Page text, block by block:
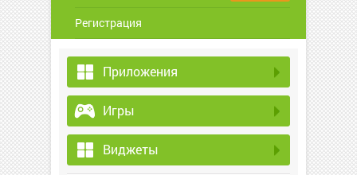
Регистрация
Приложения
Игры
Виджеты